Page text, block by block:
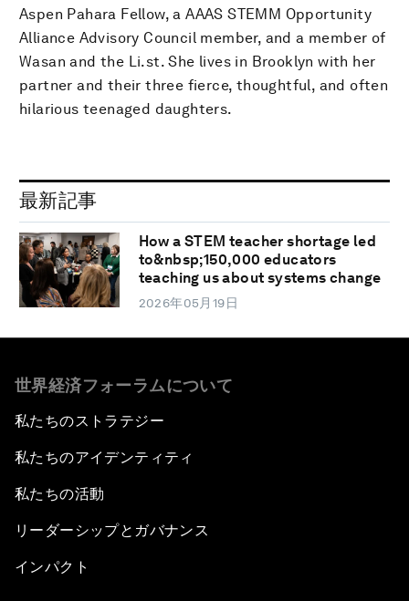
Aspen Pahara Fellow, a AAAS STEMM Opportunity
Alliance Advisory Council member, and a member of
Wasan and the Li.st. She lives in Brooklyn with her
partner and their three fierce, thoughtful, and often
hilarious teenaged daughters.
最新記事
How a STEM teacher shortage led
to&nbsp;150,000 educators
teaching us about systems change
2026年05月19日
世界経済フォーラムについて
私たちのストラテジー
私たちのアイデンティティ
私たちの活動
リーダーシップとガバナンス
インパクト